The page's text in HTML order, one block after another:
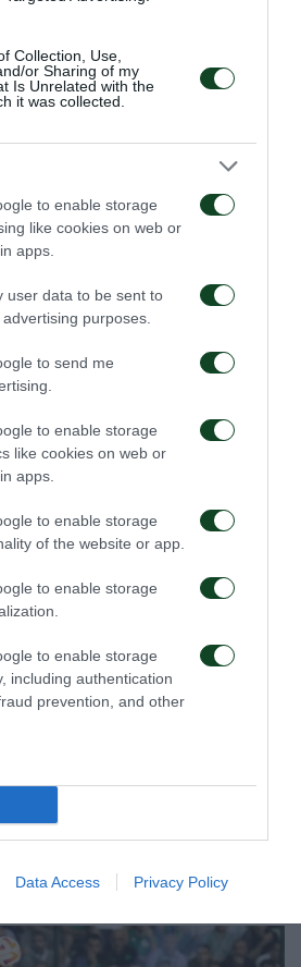
Collection, Use,
or Sharing of my
Is Unrelated with the
it was collected.
to enable storage
like cookies on web or
apps.
user data to be sent to
purposes.
to send me
to enable storage
like cookies on web or
apps.
to enable storage
of the website or app.
to enable storage
to enable storage
including authentication
prevention, and other
Data Access Privacy Policy